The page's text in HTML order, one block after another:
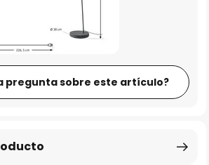
pregunta sobre este artículo?